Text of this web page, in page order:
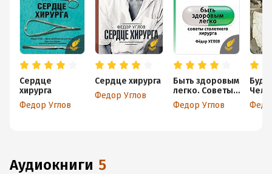
Сердце
хирурга
Федор Углов
Сердце хирурга
Федор Углов
Быть здоровым
легко. Советы
столетнего
хирурга
Федор Углов
аудиокниги 5